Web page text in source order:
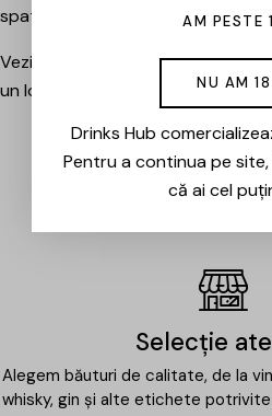
spatele lor.
Vezi evenimentele organizate de
un loc la următoarea degustare.
EVENIMENTE
Selecție
Alegem băuturi de calitate, de la
whisky, gin și alte etichete
AM PESTE
NU AM
Drinks Hub
Pentru a continua pe
că ai cel